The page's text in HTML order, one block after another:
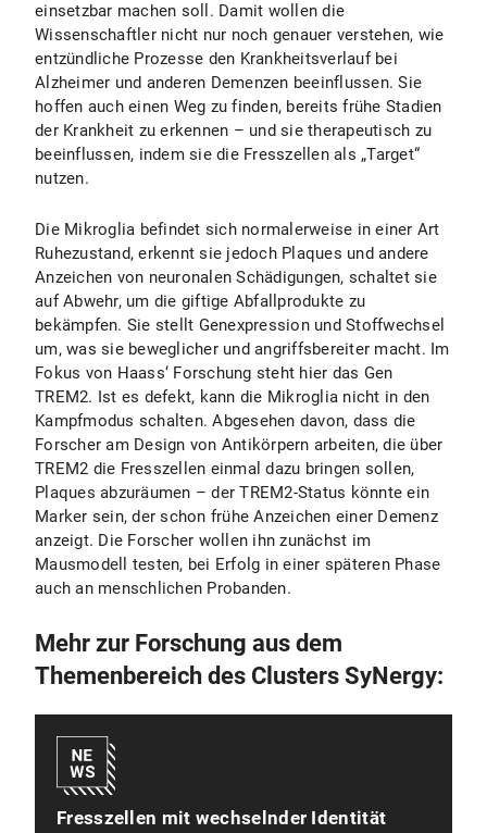
einsetzbar machen soll. Damit wollen die
Wissenschaftler nicht nur noch genauer verstehen, wie
entzündliche Prozesse den Krankheitsverlauf bei
Alzheimer und anderen Demenzen beeinflussen. Sie
hoffen auch einen Weg zu finden, bereits frühe Stadien
der Krankheit zu erkennen – und sie therapeutisch zu
beeinflussen, indem sie die Fresszellen als „Target“
nutzen.
Die Mikroglia befindet sich normalerweise in einer Art
Ruhezustand, erkennt sie jedoch Plaques und andere
Anzeichen von neuronalen Schädigungen, schaltet sie
auf Abwehr, um die giftige Abfallprodukte zu
bekämpfen. Sie stellt Genexpression und Stoffwechsel
um, was sie beweglicher und angriffsbereiter macht. Im
Fokus von Haass‘ Forschung steht hier das Gen
TREM2. Ist es defekt, kann die Mikroglia nicht in den
Kampfmodus schalten. Abgesehen davon, dass die
Forscher am Design von Antikörpern arbeiten, die über
TREM2 die Fresszellen einmal dazu bringen sollen,
Plaques abzuräumen – der TREM2-Status könnte ein
Marker sein, der schon frühe Anzeichen einer Demenz
anzeigt. Die Forscher wollen ihn zunächst im
Mausmodell testen, bei Erfolg in einer späteren Phase
auch an menschlichen Probanden.
Mehr zur Forschung aus dem
Themenbereich des Clusters SyNergy:
Fresszellen mit wechselnder Identität